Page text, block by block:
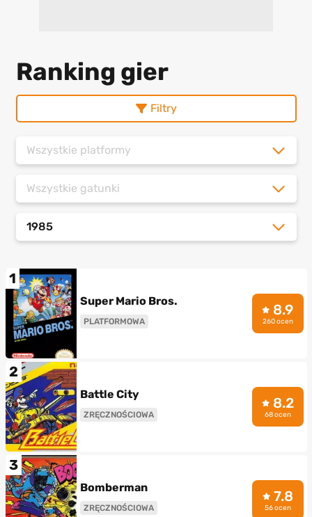
Ranking gier
Filtry
Wszystkie platformy
Wszystkie gatunki
1985
1
Super Mario Bros.
PLATFORMOWA
8.9
260 ocen
2
Battle City
ZRĘCZNOŚCIOWA
8.2
68 ocen
3
Bomberman
ZRĘCZNOŚCIOWA
7.8
56 ocen